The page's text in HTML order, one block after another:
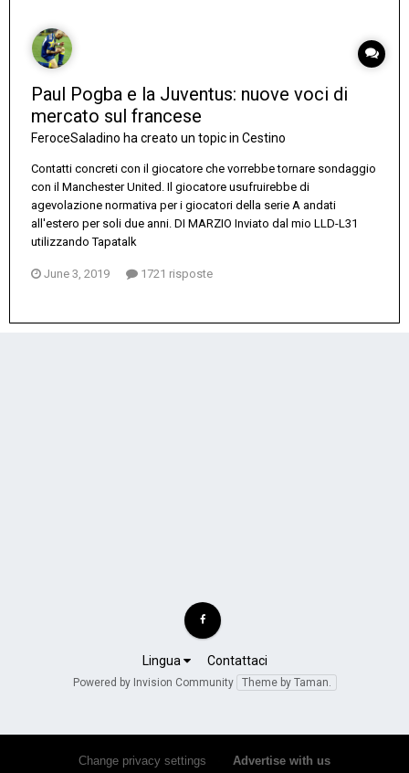
Paul Pogba e la Juventus: nuove voci di
mercato sul francese
FeroceSaladino ha creato un topic in Cestino
Contatti concreti con il giocatore che vorrebbe tornare sondaggio
con il Manchester United. Il giocatore usufruirebbe di
agevolazione normativa per i giocatori della serie A andati
all'estero per soli due anni. DI MARZIO Inviato dal mio LLD-L31
utilizzando Tapatalk
June 3, 2019 1721 risposte
Lingua Contattaci
Powered by Invision Community Theme by Taman.
Change privacy settings Advertise with us